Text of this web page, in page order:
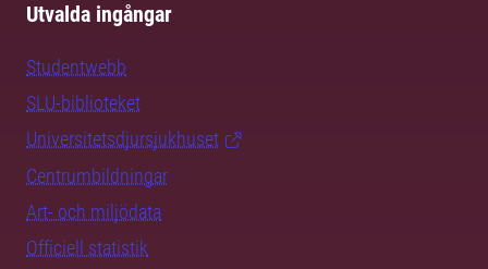
Utvalda ingångar
Studentwebb
SLU-biblioteket
Universitetsdjursjukhuset
Centrumbildningar
Art- och miljödata
Officiell statistik